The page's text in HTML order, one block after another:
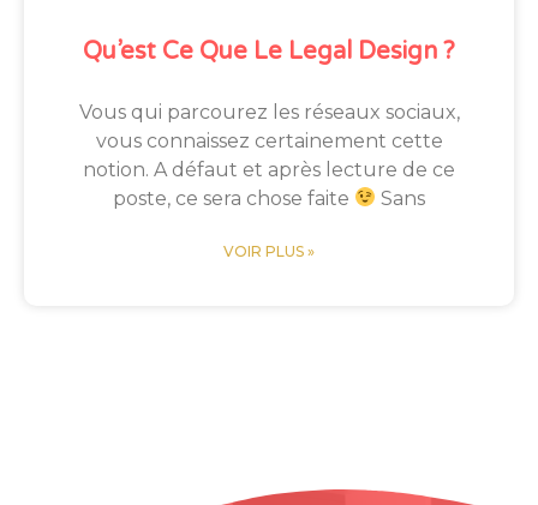
Qu’est Ce Que Le Legal Design ?
Vous qui parcourez les réseaux sociaux,
vous connaissez certainement cette
notion. A défaut et après lecture de ce
poste, ce sera chose faite
Sans
VOIR PLUS »